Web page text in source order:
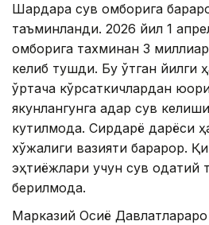
Шардара сув омборига
таъминланди. 2026 йил 1
омборига тахминан 3
келиб тушди. Бу ўтган йилги
ўртача кўрсаткичлардан
якунлангунга қадар сув
кутилмоқда. Сирдарё дарёси
хўжалиги вазияти барқарор.
эҳтиёжлари учун сув одатий
берилмоқда.
Марказий Осиё